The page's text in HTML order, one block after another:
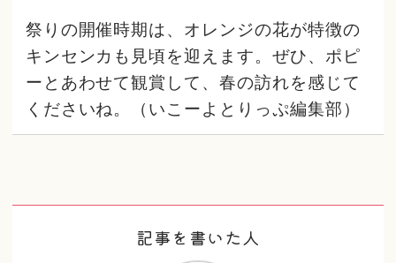
祭りの開催時期は、オレンジの花が特徴の
キンセンカも見頃を迎えます。ぜひ、ポピ
ーとあわせて観賞して、春の訪れを感じて
くださいね。（いこーよとりっぷ編集部）
記事を書いた人